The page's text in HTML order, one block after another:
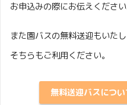
お申込みの際にお伝えください
また園バスの無料送迎もいたし
そちらもご利用ください。
無料送迎バスにつ